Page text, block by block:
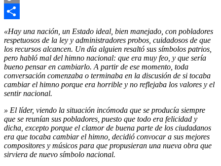
Copy
Link
Compartir
«Hay una nación, un Estado ideal, bien manejado, con pobladores
respetuosos de la ley y administradores probos, cuidadosos de que
los recursos alcancen. Un día alguien resaltó sus símbolos patrios,
pero habló mal del himno nacional: que era muy feo, y que sería
bueno pensar en cambiarlo. A partir de ese momento, toda
conversación comenzaba o terminaba en la discusión de si tocaba
cambiar el himno porque era horrible y no reflejaba los valores y el
sentir nacional.
» El líder, viendo la situación incómoda que se producía siempre
que se reunían sus pobladores, puesto que todo era felicidad y
dicha, excepto porque el clamor de buena parte de los ciudadanos
era que tocaba cambiar el himno, decidió convocar a sus mejores
compositores y músicos para que propusieran una nueva obra que
sirviera de nuevo símbolo nacional.